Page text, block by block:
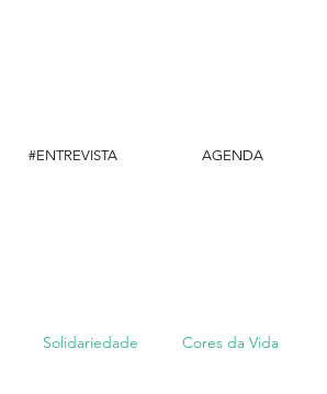
Solidariedade Cores da Vida
#ENTREVISTA AGENDA